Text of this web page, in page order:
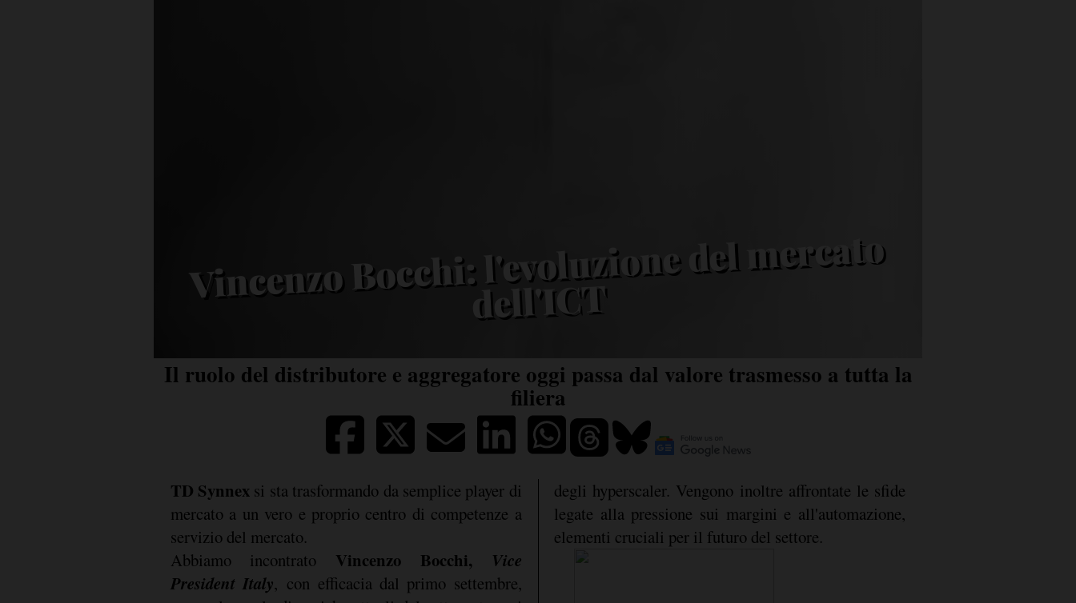
Vincenzo Bocchi: l'evoluzione del
mercato
dell'ICT
Il ruolo del distributore e aggregatore oggi passa dal valore trasmesso a tutta la
filiera
TD Synnexsi sta trasformando da semplice player di
mercato a un vero e proprio centro di competenze a
servizio del mercato.
Abbiamo incontrato Vincenzo Bocchi, Vice
President Italy, con efficacia dal primo settembre,
degli hyperscaler. Vengono inoltre affrontate le sfide
legate alla pressione sui margini e all'automazione,
elementi cruciali per il futuro del settore.